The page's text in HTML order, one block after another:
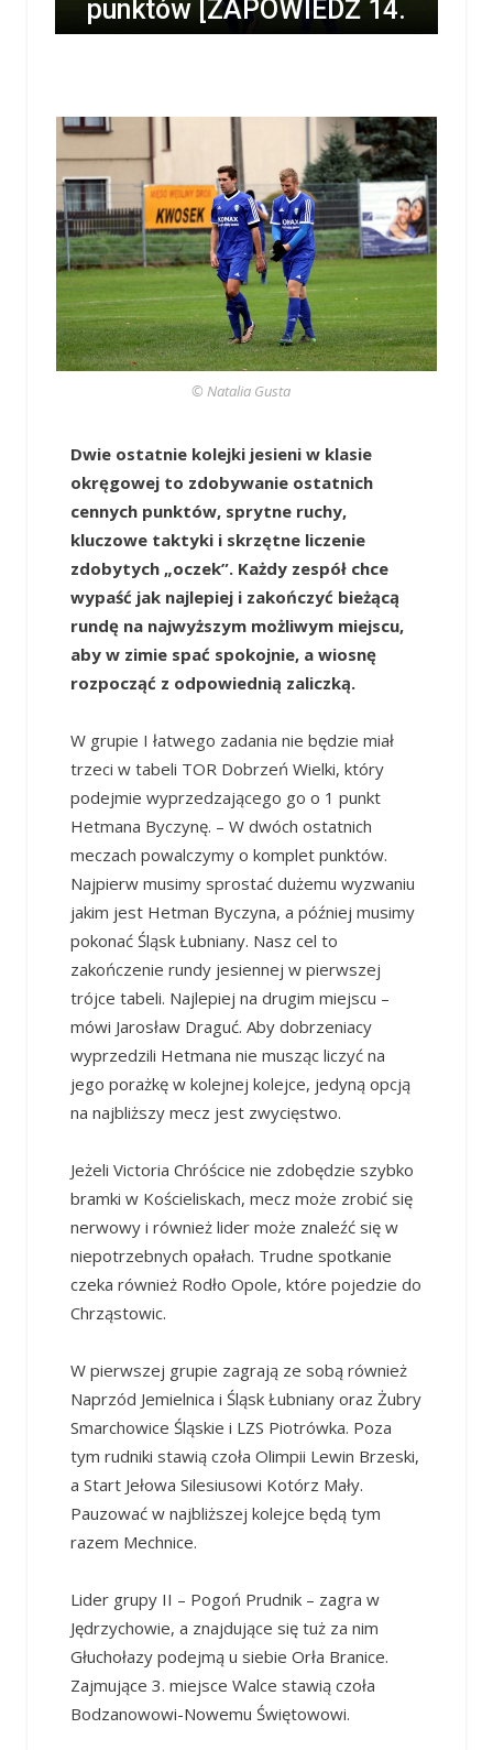
punktów [ZAPOWIEDŹ 14.
0 COMMENTS
© Natalia Gusta
Dwie ostatnie kolejki jesieni w klasie
okręgowej to zdobywanie ostatnich
cennych punktów, sprytne ruchy,
kluczowe taktyki i skrzętne liczenie
zdobytych „oczek”. Każdy zespół chce
wypaść jak najlepiej i zakończyć bieżącą
rundę na najwyższym możliwym miejscu,
aby w zimie spać spokojnie, a wiosnę
rozpocząć z odpowiednią zaliczką.
W grupie I łatwego zadania nie będzie miał
trzeci w tabeli TOR Dobrzeń Wielki, który
podejmie wyprzedzającego go o 1 punkt
Hetmana Byczynę. – W dwóch ostatnich
meczach powalczymy o komplet punktów.
Najpierw musimy sprostać dużemu wyzwaniu
jakim jest Hetman Byczyna, a później musimy
pokonać Śląsk Łubniany. Nasz cel to
zakończenie rundy jesiennej w pierwszej
trójce tabeli. Najlepiej na drugim miejscu –
mówi Jarosław Draguć. Aby dobrzeniacy
wyprzedzili Hetmana nie musząc liczyć na
jego porażkę w kolejnej kolejce, jedyną opcją
na najbliższy mecz jest zwycięstwo.
Jeżeli Victoria Chróścice nie zdobędzie szybko
bramki w Kościeliskach, mecz może zrobić się
nerwowy i również lider może znaleźć się w
niepotrzebnych opałach. Trudne spotkanie
czeka również Rodło Opole, które pojedzie do
Chrząstowic.
W pierwszej grupie zagrają ze sobą również
Naprzód Jemielnica i Śląsk Łubniany oraz Żubry
Smarchowice Śląskie i LZS Piotrówka. Poza
tym rudniki stawią czoła Olimpii Lewin Brzeski,
a Start Jełowa Silesiusowi Kotórz Mały.
Pauzować w najbliższej kolejce będą tym
razem Mechnice.
Lider grupy II – Pogoń Prudnik – zagra w
Jędrzychowie, a znajdujące się tuż za nim
Głuchołazy podejmą u siebie Orła Branice.
Zajmujące 3. miejsce Walce stawią czoła
Bodzanowowi-Nowemu Świętowowi.